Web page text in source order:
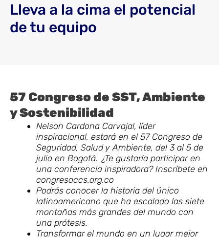
Lleva a la cima el potencial
de tu equipo
57 Congreso de SST, Ambiente
y Sostenibilidad
Nelson Cardona Carvajal, líder
inspiracional, estará en el 57 Congreso de
Seguridad, Salud y Ambiente, del 3 al 5 de
julio en Bogotá. ¿Te gustaría participar en
una conferencia inspiradora? Inscríbete en
congresoccs.org.co
Podrás conocer la historia del único
latinoamericano que ha escalado las siete
montañas más grandes del mundo con
una prótesis.
Transformar el mundo en un lugar mejor